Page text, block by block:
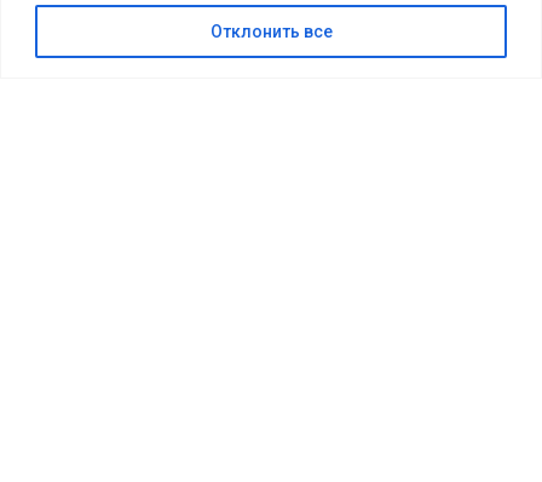
Отклонить все
КУПИТЬ БИЛЕТ